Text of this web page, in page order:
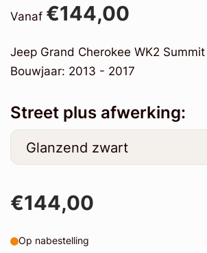
Vanaf €144,00
Jeep Grand Cherokee WK2
Bouwjaar: 2013 - 2017
Street plus afwerking:
€144,00
Op nabestelling